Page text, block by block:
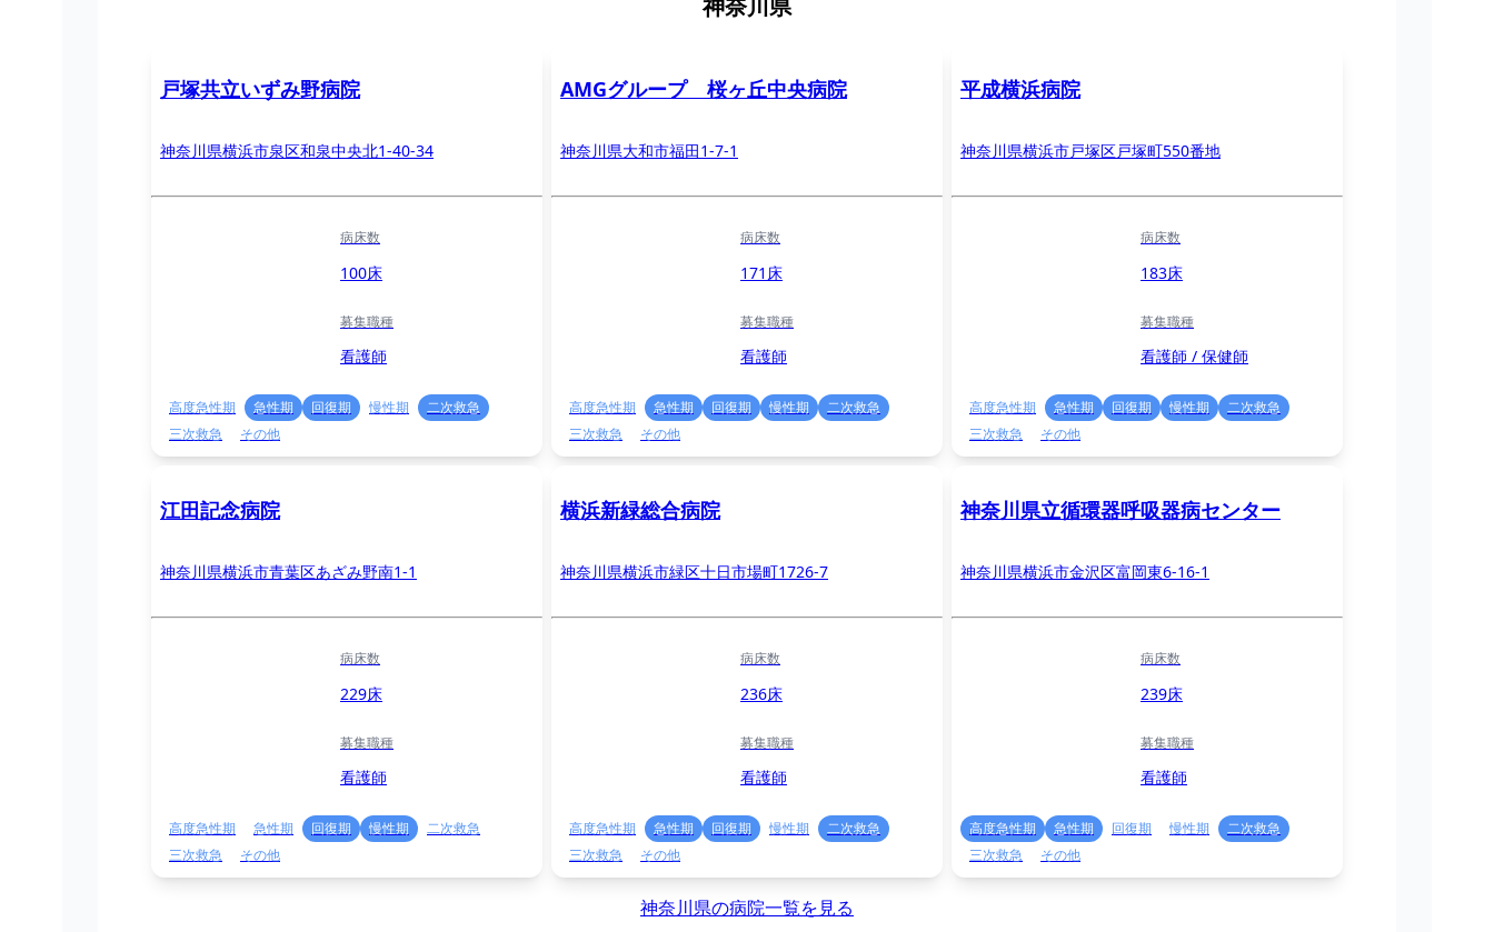
神奈川県
戸塚共立いずみ野病院
神奈川県横浜市泉区和泉中央北1‐40‐34
病床数
100床
募集職種
看護師
高度急性期 急性期 回復期 慢性期
二次救急
三次救急
その他
AMGグループ 桜ヶ丘中央病院
神奈川県大和市福田1-7-1
病床数
171床
募集職種
看護師
高度急性期 急性期 回復期 慢性期
二次救急
三次救急
その他
平成横浜病院
神奈川県横浜市戸塚区戸塚町550番地
病床数
183床
募集職種
看護師 / 保健師
高度急性期 急性期 回復期 慢性期
二次救急
三次救急
その他
江田記念病院
神奈川県横浜市青葉区あざみ野南1-1
病床数
229床
募集職種
看護師
高度急性期 急性期 回復期 慢性期
二次救急
三次救急
その他
横浜新緑総合病院
神奈川県横浜市緑区十日市場町1726-7
病床数
236床
募集職種
看護師
高度急性期 急性期 回復期 慢性期
二次救急
三次救急
その他
神奈川県立循環器呼吸器病センター
神奈川県横浜市金沢区富岡東6-16-1
病床数
239床
募集職種
看護師
高度急性期 急性期 回復期 慢性期
二次救急
三次救急
その他
神奈川県の病院一覧を見る